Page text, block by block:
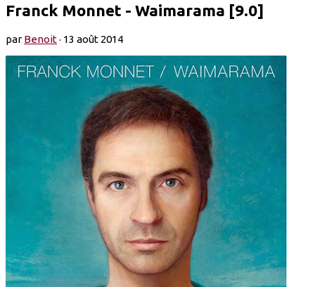
Franck Monnet - Waimarama [9.0]
parBenoit· 13 août 2014